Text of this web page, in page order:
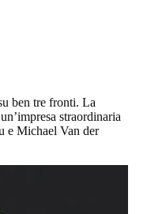
ben tre fronti. La
straordinaria
e Michael Van der